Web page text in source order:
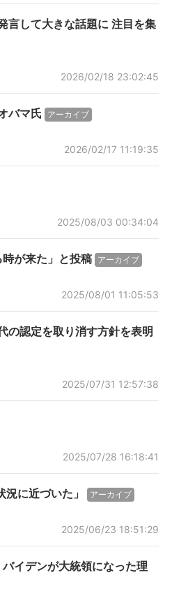
言して大きな話題に 注目を集
2026/02/18 23:02:45
バマ氏 アーカイブ
2026/02/17 11:19:35
2025/08/03 00:34:04
が来た」と投稿 アーカイブ
2025/08/01 11:05:53
の認定を取り消す方針を表明
2025/07/31 12:57:38
2025/07/28 16:18:41
に近づいた」 アーカイブ
2025/06/23 18:51:29
イデンが大統領になった理